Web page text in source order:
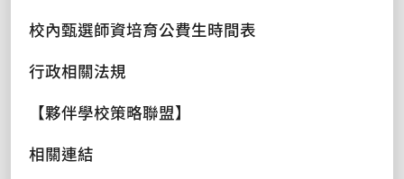
校內甄選師資培育公費生時間表
行政相關法規
【夥伴學校策略聯盟】
相關連結